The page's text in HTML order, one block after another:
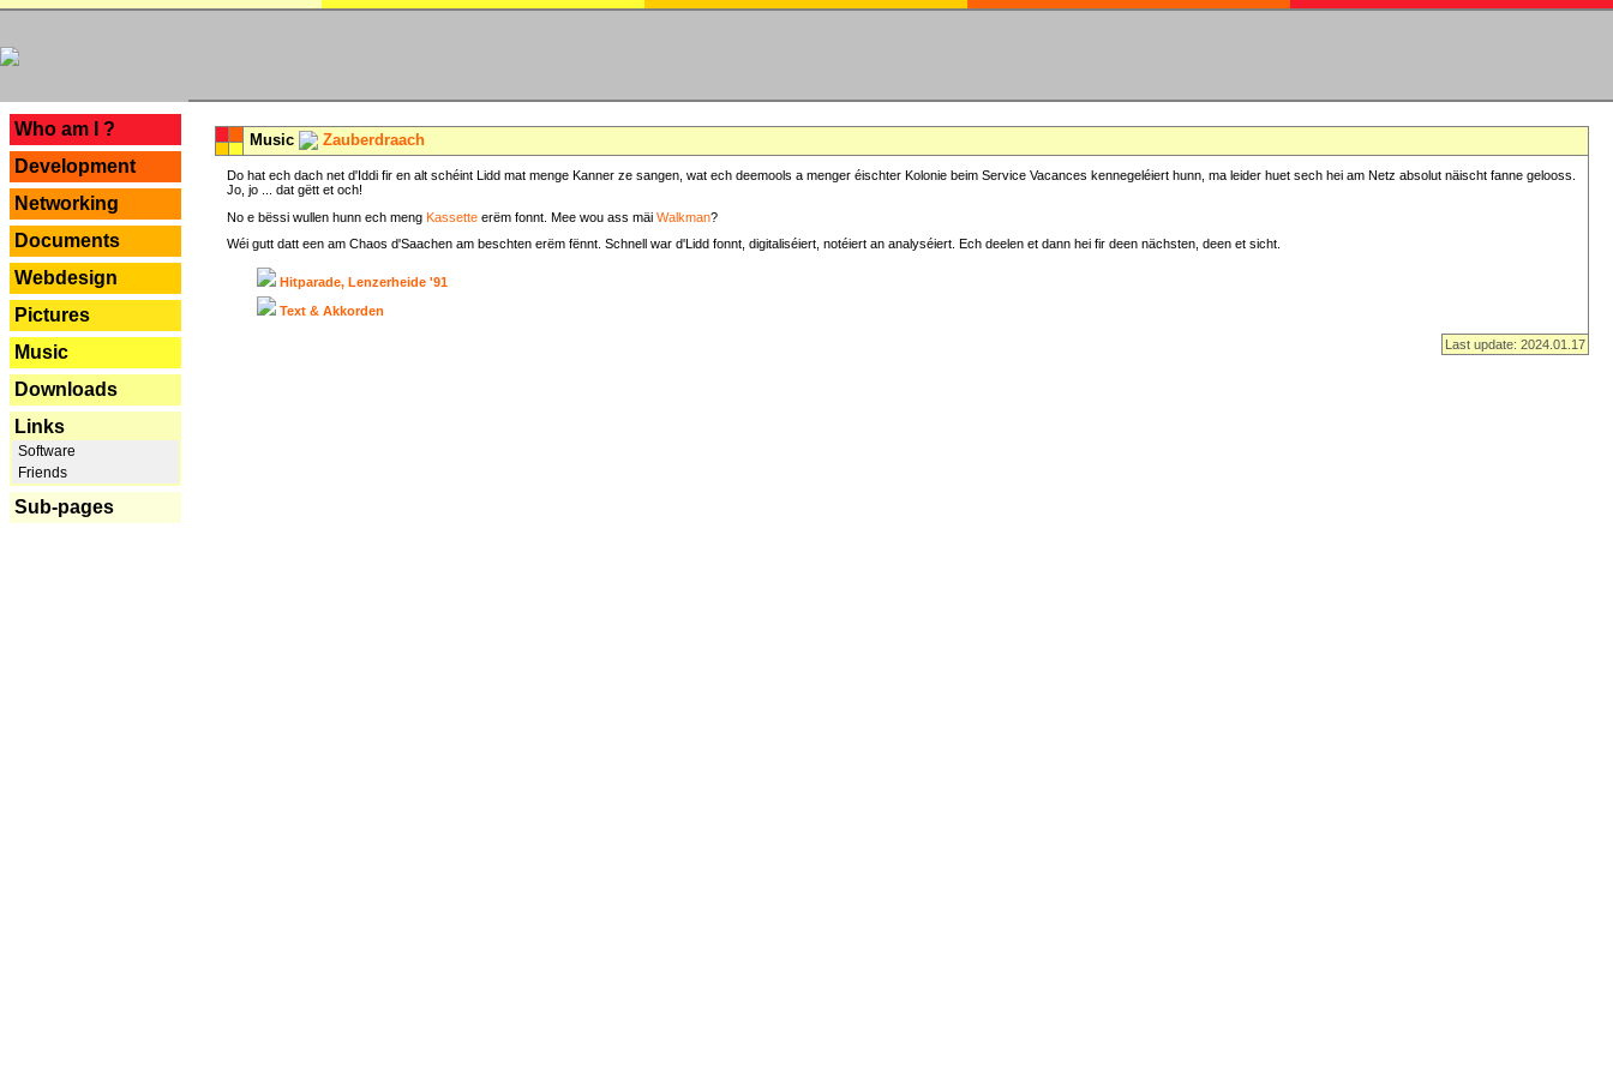
Who am I ?
Development
Networking
Documents
Webdesign
Pictures
Music
Downloads
Links
Software
Friends
Sub-pages
Music Zauberdraach
Do hat ech dach net d'Iddi fir en alt schéint Lidd mat menge Kanner ze sangen, wat ech deemools a menger éischter Kolonie beim Service Vacances kennegeléiert hunn, ma leider huet sech hei am Netz absolut näischt fanne gelooss.
Jo, jo ... dat gëtt et och!
No e bëssi wullen hunn ech meng Kassette erëm fonnt. Mee wou ass mäi Walkman?
Wéi gutt datt een am Chaos d'Saachen am beschten erëm fënnt. Schnell war d'Lidd fonnt, digitaliséiert, notéiert an analyséiert. Ech deelen et dann hei fir deen nächsten, deen et sicht.
Hitparade, Lenzerheide '91
Text & Akkorden
Last update: 2024.01.17